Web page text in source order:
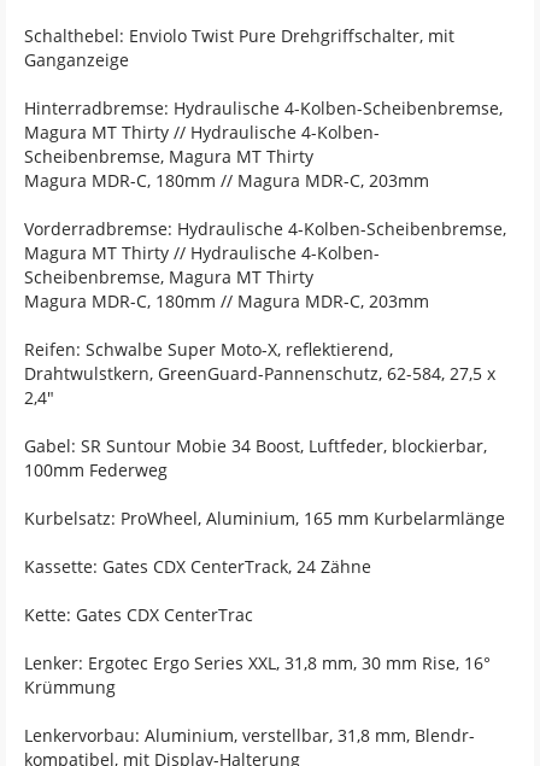
Schalthebel: Enviolo Twist Pure Drehgriffschalter, mit
Ganganzeige
Hinterradbremse: Hydraulische 4-Kolben-Scheibenbremse,
Magura MT Thirty // Hydraulische 4-Kolben-
Scheibenbremse, Magura MT Thirty
Magura MDR-C, 180mm // Magura MDR-C, 203mm
Vorderradbremse: Hydraulische 4-Kolben-Scheibenbremse,
Magura MT Thirty // Hydraulische 4-Kolben-
Scheibenbremse, Magura MT Thirty
Magura MDR-C, 180mm // Magura MDR-C, 203mm
Reifen: Schwalbe Super Moto-X, reflektierend,
Drahtwulstkern, GreenGuard-Pannenschutz, 62-584, 27,5 x
2,4"
Gabel: SR Suntour Mobie 34 Boost, Luftfeder, blockierbar,
100mm Federweg
Kurbelsatz: ProWheel, Aluminium, 165 mm Kurbelarmlänge
Kassette: Gates CDX CenterTrack, 24 Zähne
Kette: Gates CDX CenterTrac
Lenker: Ergotec Ergo Series XXL, 31,8 mm, 30 mm Rise, 16°
Krümmung
Lenkervorbau: Aluminium, verstellbar, 31,8 mm, Blendr-
kompatibel, mit Display-Halterung